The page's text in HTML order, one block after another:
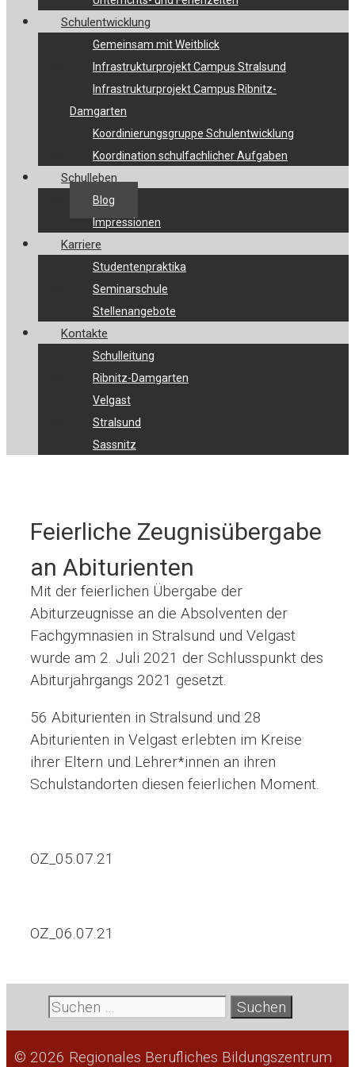
Schulentwicklung
Gemeinsam mit Weitblick
Infrastrukturprojekt Campus Stralsund
Infrastrukturprojekt Campus Ribnitz-
Damgarten
Koordinierungsgruppe Schulentwicklung
Koordination schulfachlicher Aufgaben
Schulleben
Blog
Impressionen
Karriere
Studentenpraktika
Seminarschule
Stellenangebote
Kontakte
Schulleitung
Ribnitz-Damgarten
Velgast
Stralsund
Sassnitz
Feierliche Zeugnisübergabe
an Abiturienten
Mit der feierlichen Übergabe der
Abiturzeugnisse an die Absolventen der
Fachgymnasien in Stralsund und Velgast
wurde am 2. Juli 2021 der Schlusspunkt des
Abiturjahrgangs 2021 gesetzt.
56 Abiturienten in Stralsund und 28
Abiturienten in Velgast erlebten im Kreise
ihrer Eltern und Lehrer*innen an ihren
Schulstandorten diesen feierlichen Moment.
OZ_05.07.21
OZ_06.07.21
Suche
nach:
© 2026 Regionales Berufliches Bildungszentrum